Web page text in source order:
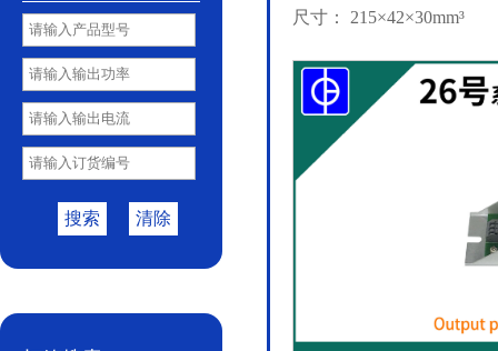
清除
搜索
尺寸： 215×42×30mm³